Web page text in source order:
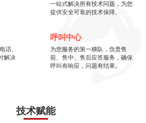
一站式解决所有技术问题，为您
提供安全可靠的技术保障。
话、
解决
呼叫中心
为您服务的第一梯队，负责售
前、售中、售后应答服务，确保
呼叫有响应，问题有结果。
技术赋能